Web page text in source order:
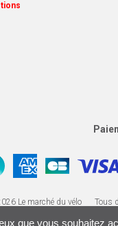
Le marché du vélo Tous
que vous souhaitez